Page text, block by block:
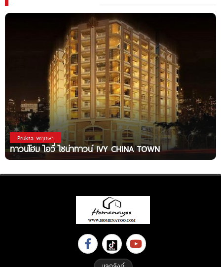
Pruksa พฤกษา
ทาวน์โฮม ไอวี่ ไชน่าทาวน์ IVY CHINA TOWN